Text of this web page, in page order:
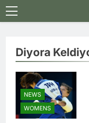
Skip
to
Diyora
NEWS
WOMENS